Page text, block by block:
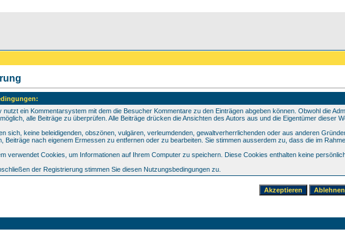
nutzt ein Kommentarsystem mit dem die Besucher Kommentare zu den Einträgen abgeben können. Obwohl die
alle Beiträge zu überprüfen. Alle Beiträge drücken die Ansichten des Autors aus und die Eigentümer dieser
sich, keine beleidigenden, obszönen, vulgären, verleumdenden, gewaltverherrlichenden oder aus anderen
Beiträge nach eigenem Ermessen zu entfernen oder zu bearbeiten. Sie stimmen ausserdem zu, dass die im
verwendet Cookies, um Informationen auf Ihrem Computer zu speichern. Diese Cookies enthalten keine
der Registrierung stimmen Sie diesen Nutzungsbedingungen zu.